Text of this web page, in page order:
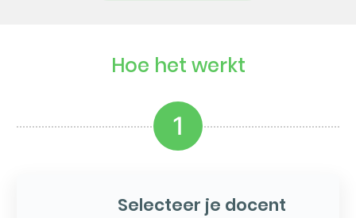
Hoe het werkt
1
Selecteer je docent